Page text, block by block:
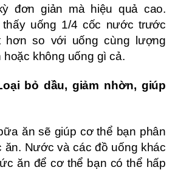
đơn giản mà hiệu quả cao.
uống 1/4 cốc nước trước
so với uống cùng lượng
không uống gì cả.
bỏ dầu, giảm nhờn, giúp
ăn sẽ giúp cơ thể bạn phân
ăn. Nước và các đồ uống khác
ăn để cơ thể bạn có thể hấp